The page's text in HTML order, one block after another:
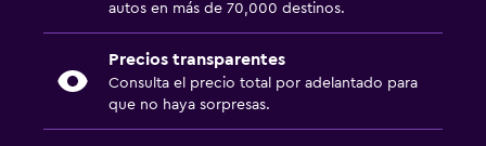
autos en más de 70,000 destinos.
Precios transparentes
Consulta el precio total por adelantado para
que no haya sorpresas.